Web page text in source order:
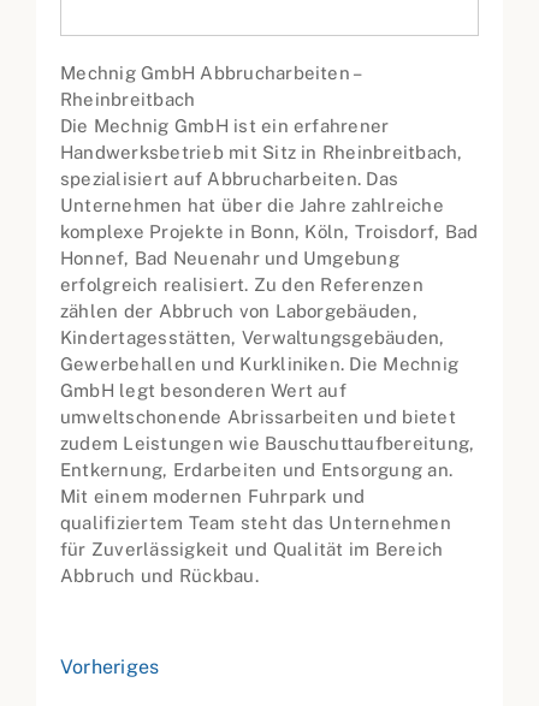
Mechnig GmbH Abbrucharbeiten –
Rheinbreitbach
Die Mechnig GmbH ist ein erfahrener
Handwerksbetrieb mit Sitz in Rheinbreitbach,
spezialisiert auf Abbrucharbeiten. Das
Unternehmen hat über die Jahre zahlreiche
komplexe Projekte in Bonn, Köln, Troisdorf, Bad
Honnef, Bad Neuenahr und Umgebung
erfolgreich realisiert. Zu den Referenzen
zählen der Abbruch von Laborgebäuden,
Kindertagesstätten, Verwaltungsgebäuden,
Gewerbehallen und Kurkliniken. Die Mechnig
GmbH legt besonderen Wert auf
umweltschonende Abrissarbeiten und bietet
zudem Leistungen wie Bauschuttaufbereitung,
Entkernung, Erdarbeiten und Entsorgung an.
Mit einem modernen Fuhrpark und
qualifiziertem Team steht das Unternehmen
für Zuverlässigkeit und Qualität im Bereich
Abbruch und Rückbau.
Vorheriges